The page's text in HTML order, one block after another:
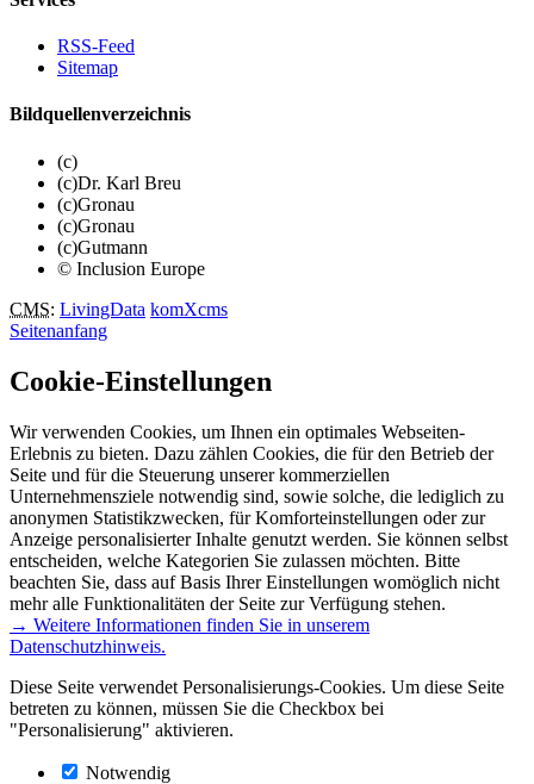
RSS-Feed
Sitemap
Bildquellenverzeichnis
(c)
(c)Dr. Karl Breu
(c)Gronau
(c)Gronau
(c)Gutmann
© Inclusion Europe
CMS: LivingData komXcms
Seitenanfang
Cookie-Einstellungen
Wir verwenden Cookies, um Ihnen ein optimales Webseiten-
Erlebnis zu bieten. Dazu zählen Cookies, die für den Betrieb der
Seite und für die Steuerung unserer kommerziellen
Unternehmensziele notwendig sind, sowie solche, die lediglich zu
anonymen Statistikzwecken, für Komforteinstellungen oder zur
Anzeige personalisierter Inhalte genutzt werden. Sie können selbst
entscheiden, welche Kategorien Sie zulassen möchten. Bitte
beachten Sie, dass auf Basis Ihrer Einstellungen womöglich nicht
mehr alle Funktionalitäten der Seite zur Verfügung stehen.
→ Weitere Informationen finden Sie in unserem
Datenschutzhinweis.
Diese Seite verwendet Personalisierungs-Cookies. Um diese Seite
betreten zu können, müssen Sie die Checkbox bei
"Personalisierung" aktivieren.
Notwendig